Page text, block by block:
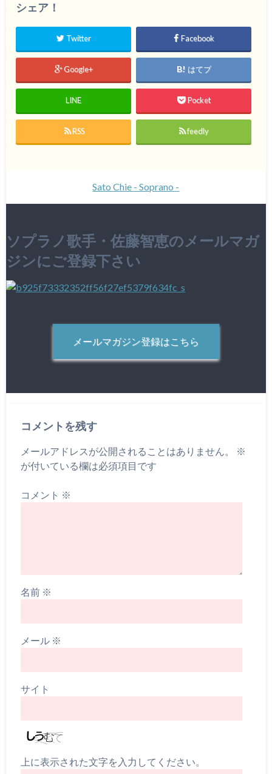
シェア！
Twitter Facebook
Google+ はてブ
LINE Pocket
RSS feedly
Sato Chie - Soprano -
ソプラノ歌手・佐藤智恵のメールマガ
ジンにご登録下さい
メールマガジン登録はこちら
コメントを残す
メールアドレスが公開されることはありません。
※
が付いている欄は必須項目です
コメント ※
名前 ※
メール ※
サイト
上に表示された文字を入力してください。